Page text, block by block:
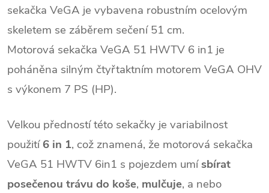
sekačka VeGA je vybavena robustním ocelovým
skeletem se záběrem sečení 51 cm.
Motorová sekačka VeGA 51 HWTV 6 in1 je
poháněna silným čtyřtaktním motorem VeGA OHV
s výkonem 7 PS (HP).
Velkou předností této sekačky je variabilnost
použití6 in 1, což znamená, že motorová sekačka
VeGA 51 HWTV 6in1 s pojezdem umísbírat
posečenou trávu do koše, mulčuje, a nebo